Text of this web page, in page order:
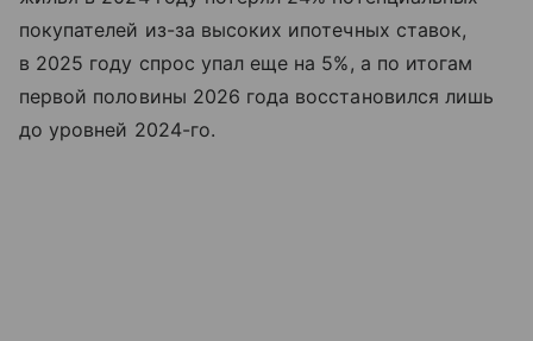
покупателей из-за высоких ипотечных ставок,
в 2025 году спрос упал еще на 5%, а по итогам
первой половины 2026 года восстановился лишь
до уровней 2024-го.